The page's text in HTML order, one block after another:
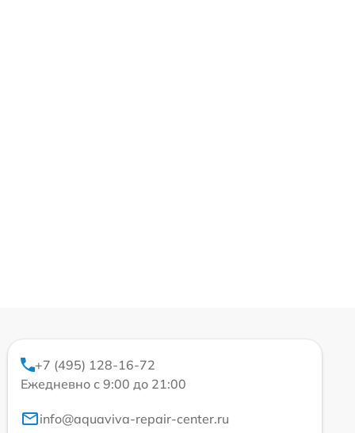
+7 (495) 128-16-72
Ежедневно с 9:00 до 21:00
info@aquaviva-repair-center.ru